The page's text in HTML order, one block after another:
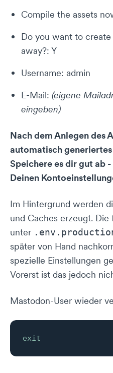
Compile the assets
Do you want to
away?: Y
Username: admin
E-Mail: (eigene
eingeben)
Nach dem Anlegen des
automatisch
Speichere es dir gut ab
Deinen
Im Hintergrund werden
und Caches erzeugt.
unter
später von Hand
spezielle Einstellungen
Vorerst ist das jedoch
Mastodon-User wieder
exit